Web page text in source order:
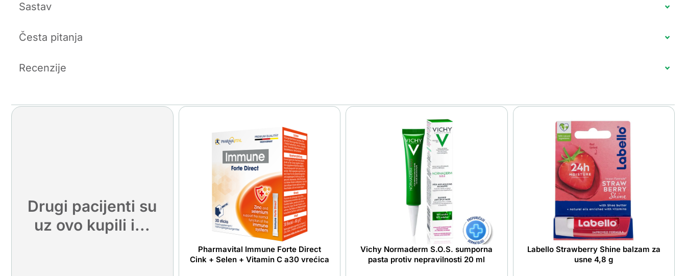
Sastav
Česta pitanja
Recenzije
Drugi pacijenti su
uz ovo kupili i...
Pharmavital Immune Forte Direct
Cink + Selen + Vitamin C a30 vrećica
Vichy Normaderm S.O.S. sumporna
pasta protiv nepravilnosti 20 ml
Labello Strawberry Shine balzam za
usne 4,8 g